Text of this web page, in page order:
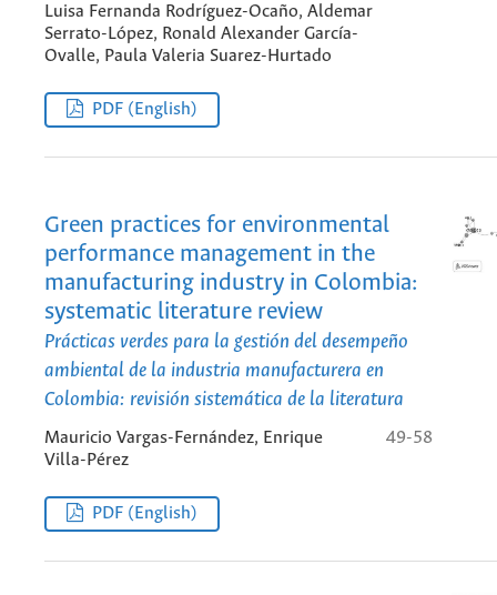
Luisa Fernanda Rodríguez-Ocaño, Aldemar
Serrato-López, Ronald Alexander García-
Ovalle, Paula Valeria Suarez-Hurtado
PDF (English)
Green practices for environmental
performance management in the
manufacturing industry in Colombia:
systematic literature review
Prácticas verdes para la gestión del desempeño
ambiental de la industria manufacturera en
Colombia: revisión sistemática de la literatura
Mauricio Vargas-Fernández, Enrique
Villa-Pérez
49-58
PDF (English)